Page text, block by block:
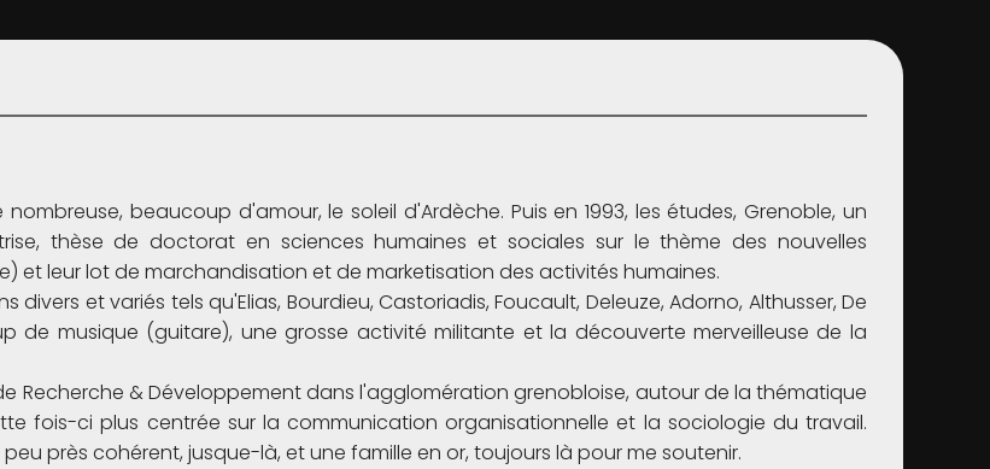
beaucoup d'amour, le soleil d'Ardèche. Puis en 1993, les études, Grenoble, un
thèse de doctorat en sciences humaines et sociales sur le thème des nouvelles
et leur lot de marchandisation et de marketisation des activités humaines.
et variés tels qu'Elias, Bourdieu, Castoriadis, Foucault, Deleuze, Adorno, Althusser, De
de musique (guitare), une grosse activité militante et la découverte merveilleuse de la
Recherche & Développement dans l'agglomération grenobloise, autour de la thématique
fois-ci plus centrée sur la communication organisationnelle et la sociologie du travail.
près cohérent, jusque-là, et une famille en or, toujours là pour me soutenir.